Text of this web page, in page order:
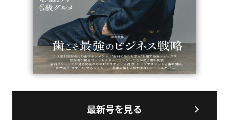
最新号を見る